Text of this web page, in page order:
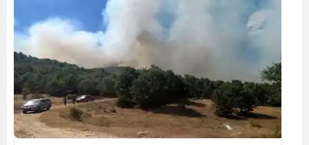
Samsun
Siirt
Sinop
Sivas
Tekirdağ